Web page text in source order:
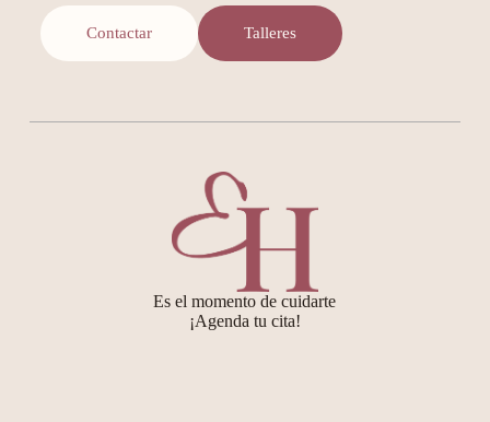
Contactar Talleres
Es el momento de cuidarte
¡Agenda tu cita!